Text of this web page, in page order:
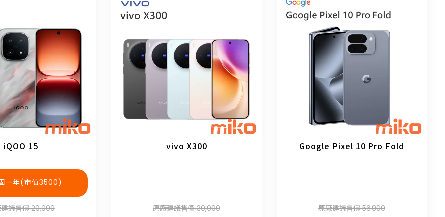
iQOO 15
一年(市值3500)
建議售價 29,999
vivo X300
原廠建議售價 30,990
Google Pixel 10 Pro Fold
原廠建議售價 56,990